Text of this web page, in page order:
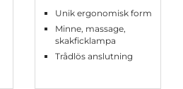
Unik ergonomisk form
Minne, massage,
skakficklampa
Trådlös anslutning